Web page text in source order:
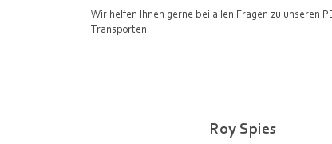
Wir helfen Ihnen gerne bei allen Fragen zu unseren
Transporten.
Roy Spies